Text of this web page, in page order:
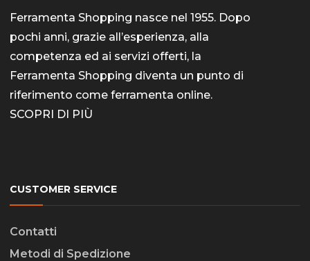
Ferramenta Shopping nasce nel 1955. Dopo
pochi anni, grazie all’esperienza, alla
competenza ed ai servizi offerti, la
Ferramenta Shopping diventa un punto di
riferimento come ferramenta online.
SCOPRI DI PIÙ
CUSTOMER SERVICE
Contatti
Metodi di Spedizione